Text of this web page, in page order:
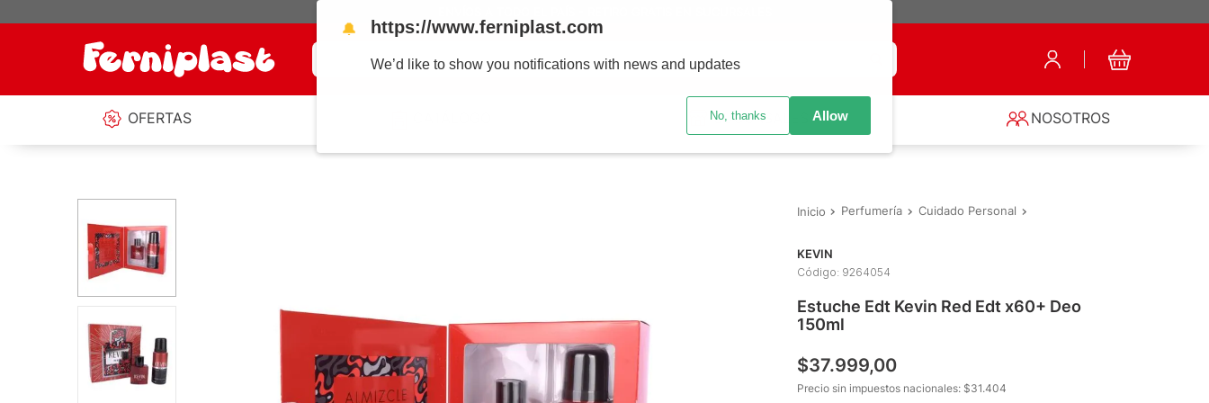
¿Qué estás buscando?
OFERTAS SUCURSALES NOSOTROS
Perfumería Cuidado Personal
KEVIN
Código: 9264054
Estuche Edt Kevin Red Edt x60+ Deo
150ml
$37.999,00
Precio sin impuestos nacionales: $31.404
🔔 https://www.ferniplast.com
We’d like to show you notifications with news and updates
No, thanks Allow